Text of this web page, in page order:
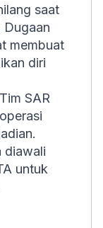
saat
Dugaan
membuat
diri
SAR
diawali
untuk